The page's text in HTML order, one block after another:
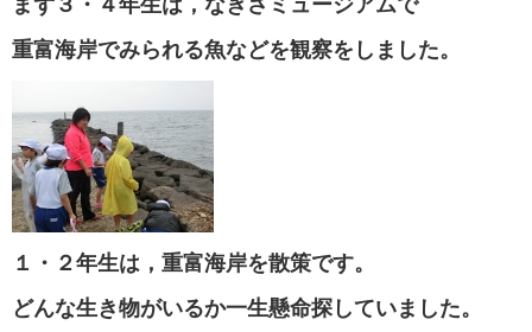
まず３・４年生は，なぎさミュージアムで
重富海岸でみられる魚などを観察をしました。
１・２年生は，重富海岸を散策です。
どんな生き物がいるか一生懸命探していました。